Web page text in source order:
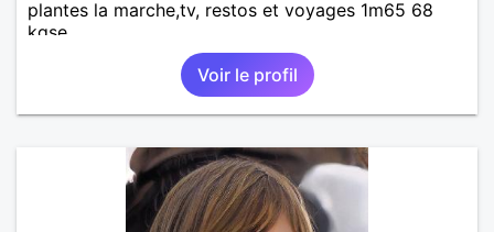
plantes la marche,tv, restos et voyages 1m65 68
kgse
Voir le profil